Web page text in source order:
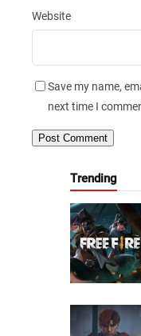
Website
Save my name,
next time I
Trending